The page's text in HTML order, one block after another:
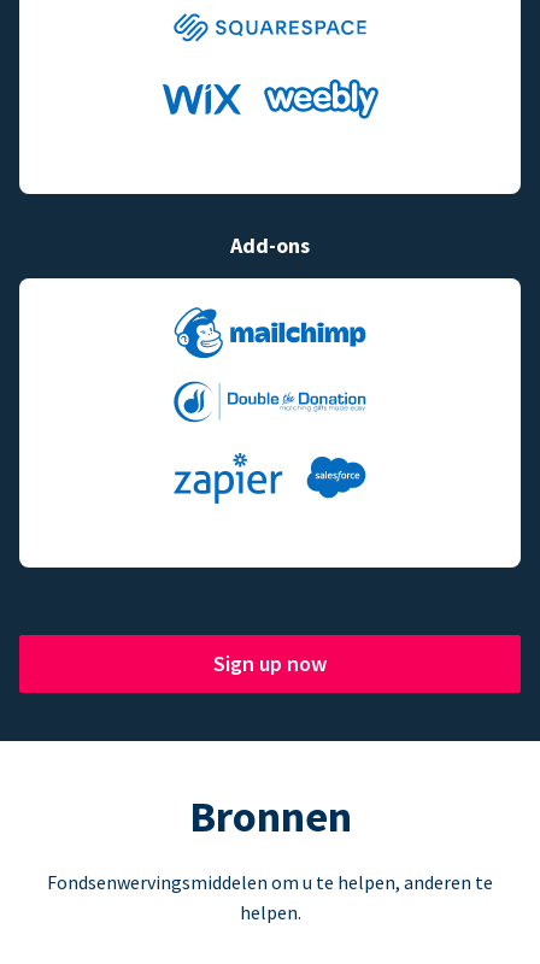
Add-ons
Sign up now
Bronnen
Fondsenwervingsmiddelen om u te helpen, anderen te
helpen.